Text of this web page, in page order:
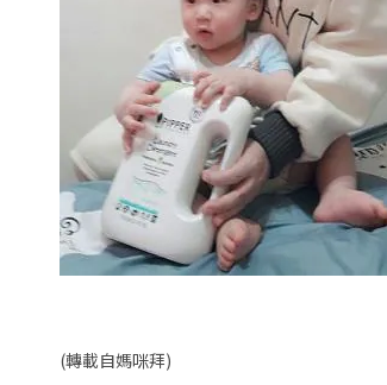
(轉載自媽咪拜)